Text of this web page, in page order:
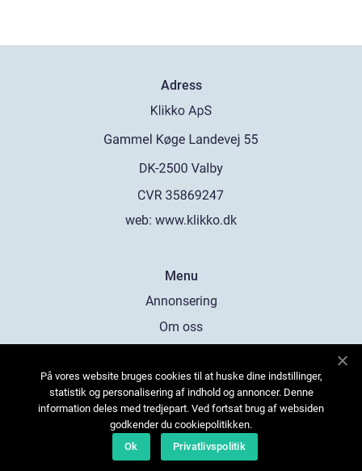
Adress
web: www.klikko.dk
Menu
Annonsering
Om oss
Kontakta oss
Sitemap
På vores website bruges cookies til at huske dine indstillinger,
statistik og personalisering af indhold og annoncer. Denne
information deles med tredjepart. Ved fortsat brug af websiden
godkender du cookiepolitikken.
Ok
Privatlivspolitik